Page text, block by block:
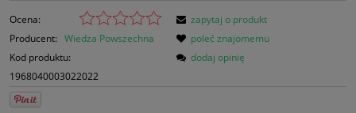
Ocena:
Producent: Wiedza Powszechna
Kod produktu:
1968040003022022
zapytaj o produkt
poleć znajomemu
dodaj opinię